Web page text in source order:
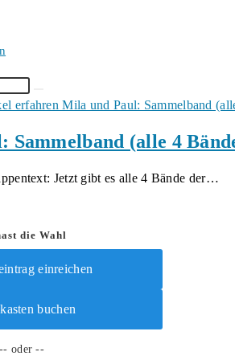
Sammelband (alle 4
Jetzt gibt es alle 4 Bände der…
die Wahl
einreichen
buchen
-- oder --